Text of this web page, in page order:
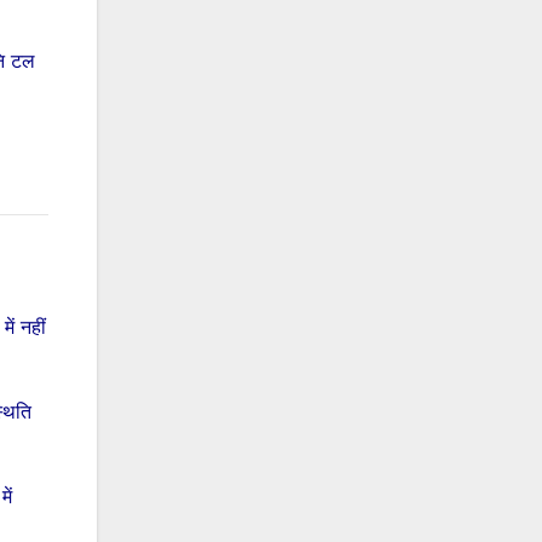
टल
नहीं